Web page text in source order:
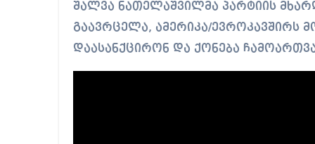
შალვა ნათელაშვილმა პარტიის მხარდამჭერებთან ერთად სპეციალური მიმართვა
გაავრცელა, ამერიკა/ევროკავშირს
დაასანქცირონ და ქონება